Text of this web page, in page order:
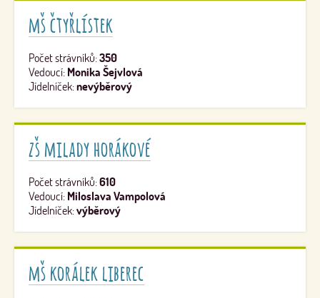
mš čtyřlístek
Počet strávníků:350
Vedoucí: Monika Šejvlová
Jídelníček:nevýběrový
zš milady horákové
Počet strávníků:610
Vedoucí: Miloslava Vampolová
Jídelníček:výběrový
mš korálek liberec